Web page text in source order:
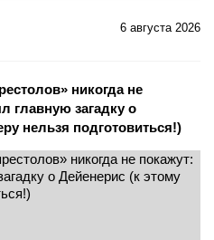
6 августа 2026
никогда не
главную загадку о
нельзя подготовиться!)